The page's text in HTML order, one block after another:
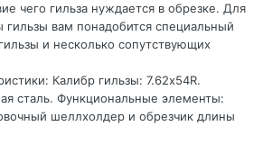
чего гильза нуждается в обрезке. Для
гильзы вам понадобится специальный
и несколько сопутствующих
Калибр гильзы: 7.62х54R.
сталь. Функциональные элементы:
шеллхолдер и обрезчик длины